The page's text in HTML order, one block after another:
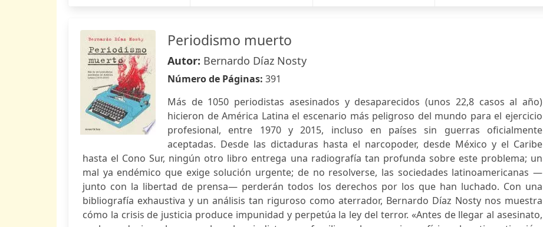
Periodismo muerto
Autor: Bernardo Díaz Nosty
Número de Páginas: 391
Más de 1050 periodistas asesinados y desaparecidos (unos 22,8 casos al año)
hicieron de América Latina el escenario más peligroso del mundo para el ejercicio
profesional, entre 1970 y 2015, incluso en países sin guerras oficialmente
aceptadas. Desde las dictaduras hasta el narcopoder, desde México y el Caribe
hasta el Cono Sur, ningún otro libro entrega una radiografía tan profunda sobre este problema; un
mal ya endémico que exige solución urgente; de no resolverse, las sociedades latinoamericanas —
junto con la libertad de prensa— perderán todos los derechos por los que han luchado. Con una
bibliografía exhaustiva y un análisis tan riguroso como aterrador, Bernardo Díaz Nosty nos muestra
cómo la crisis de justicia produce impunidad y perpetúa la ley del terror. «Antes de llegar al asesinato,